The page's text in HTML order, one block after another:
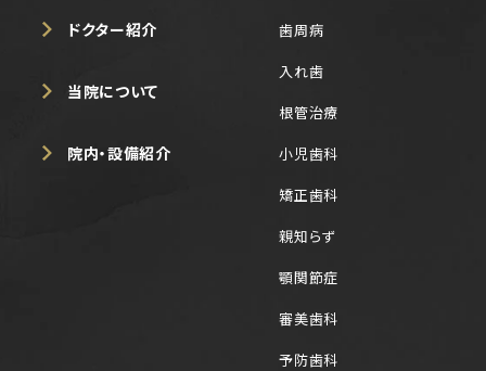
ドクター紹介
当院について
院内・設備紹介
歯周病
入れ歯
根管治療
小児歯科
矯正歯科
親知らず
顎関節症
審美歯科
予防歯科